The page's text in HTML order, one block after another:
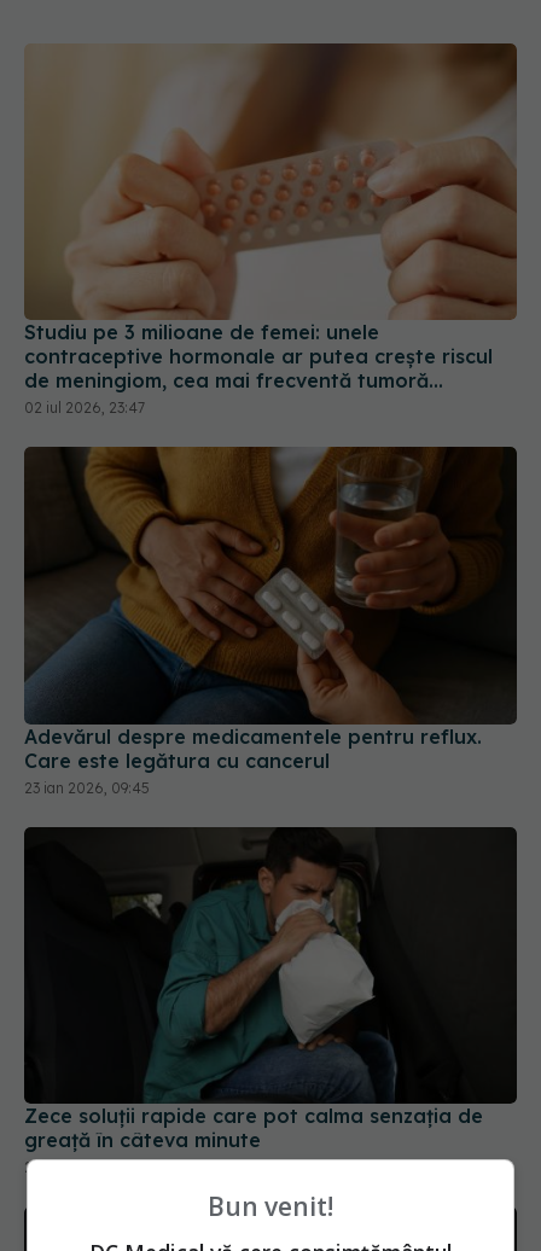
Studiu pe 3 milioane de femei: unele
contraceptive hormonale ar putea crește riscul
de meningiom, cea mai frecventă tumoră
cerebrală
02 iul 2026, 23:47
Adevărul despre medicamentele pentru reflux.
Care este legătura cu cancerul
23 ian 2026, 09:45
Zece soluții rapide care pot calma senzația de
greață în câteva minute
20 mai 2026, 08:50
Bun venit!